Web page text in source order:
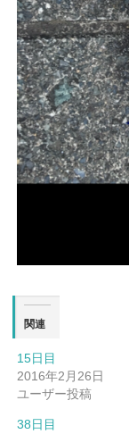
関連
15日目
2016年2月26日
ユーザー投稿
38日目